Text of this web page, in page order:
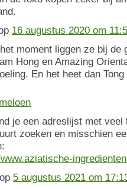
16 augustus 2020 om
moment liggen ze bij de
Hong en Amazing
En het heet dan
je een adreslijst met veel
zoeken en misschien
op 5 augustus 2021 om